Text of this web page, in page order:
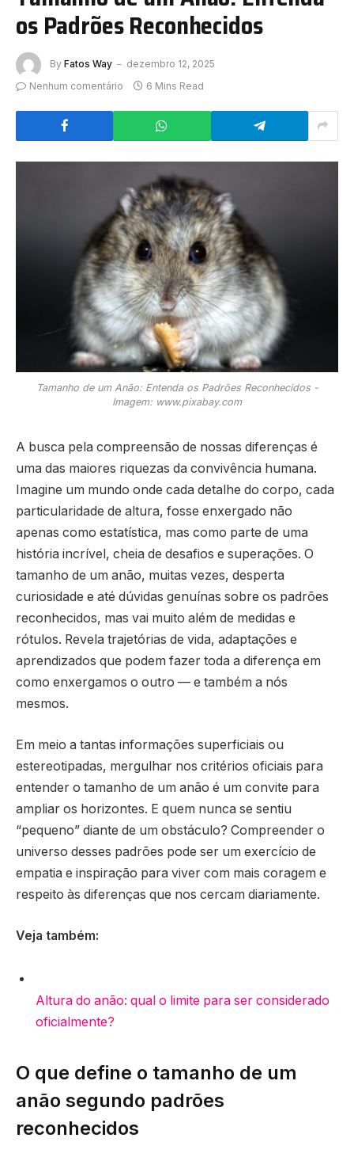
os Padrões Reconhecidos
By Fatos Way
dezembro 12, 2025
Nenhum comentário
6 Mins Read
Tamanho de um Anão: Entenda os Padrões Reconhecidos -
Imagem: www.pixabay.com
A busca pela compreensão de nossas diferenças é
uma das maiores riquezas da convivência humana.
Imagine um mundo onde cada detalhe do corpo, cada
particularidade de altura, fosse enxergado não
apenas como estatística, mas como parte de uma
história incrível, cheia de desafios e superações. O
tamanho de um anão, muitas vezes, desperta
curiosidade e até dúvidas genuínas sobre os padrões
reconhecidos, mas vai muito além de medidas e
rótulos. Revela trajetórias de vida, adaptações e
aprendizados que podem fazer toda a diferença em
como enxergamos o outro — e também a nós
mesmos.
Em meio a tantas informações superficiais ou
estereotipadas, mergulhar nos critérios oficiais para
entender o tamanho de um anão é um convite para
ampliar os horizontes. E quem nunca se sentiu
“pequeno” diante de um obstáculo? Compreender o
universo desses padrões pode ser um exercício de
empatia e inspiração para viver com mais coragem e
respeito às diferenças que nos cercam diariamente.
Veja também:
Altura do anão: qual o limite para ser considerado
oficialmente?
O que define o tamanho de um
anão segundo padrões
reconhecidos